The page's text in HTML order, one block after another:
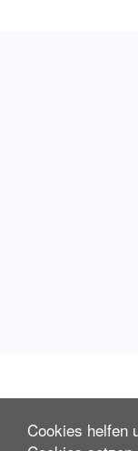
Cookies helfen